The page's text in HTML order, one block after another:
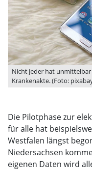
Nicht jeder hat
Krankenakte. (Foto:
Die Pilotphase zur
für alle hat
Westfalen längst
Niedersachsen
eigenen Daten wird